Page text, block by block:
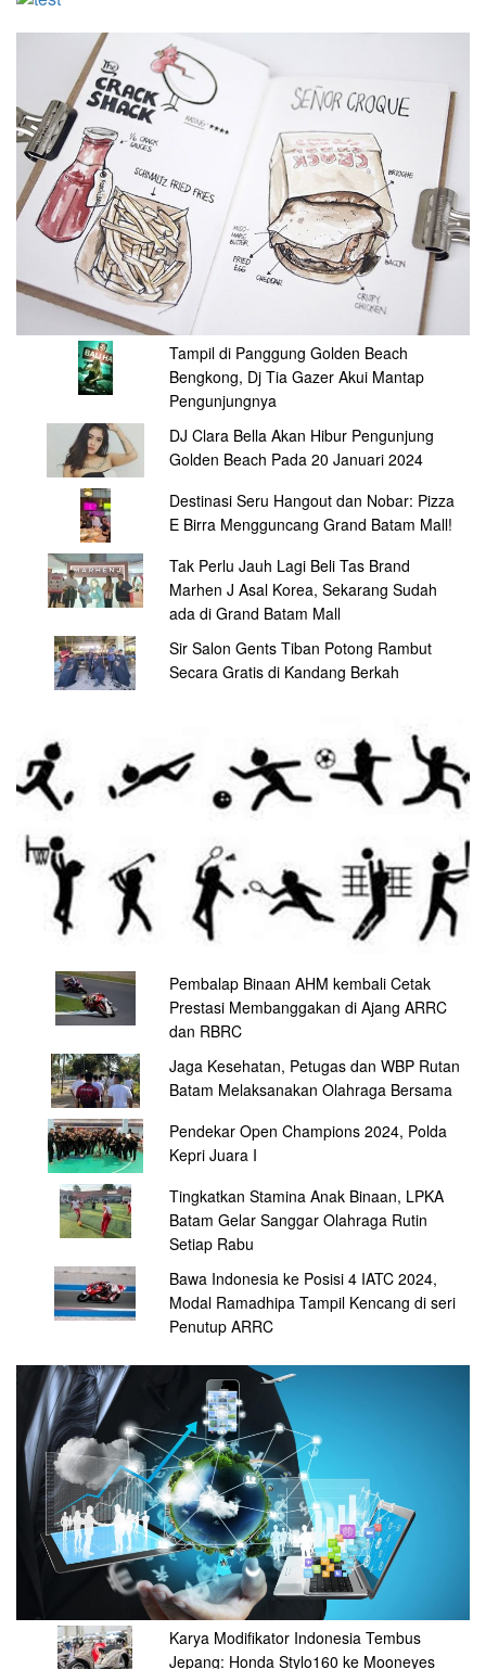
Tampil di Panggung Golden Beach
Bengkong, Dj Tia Gazer Akui Mantap
Pengunjungnya
DJ Clara Bella Akan Hibur Pengunjung
Golden Beach Pada 20 Januari 2024
Destinasi Seru Hangout dan Nobar: Pizza
E Birra Mengguncang Grand Batam Mall!
Tak Perlu Jauh Lagi Beli Tas Brand
Marhen J Asal Korea, Sekarang Sudah
ada di Grand Batam Mall
Sir Salon Gents Tiban Potong Rambut
Secara Gratis di Kandang Berkah
Pembalap Binaan AHM kembali Cetak
Prestasi Membanggakan di Ajang ARRC
dan RBRC
Jaga Kesehatan, Petugas dan WBP Rutan
Batam Melaksanakan Olahraga Bersama
Pendekar Open Champions 2024, Polda
Kepri Juara I
Tingkatkan Stamina Anak Binaan, LPKA
Batam Gelar Sanggar Olahraga Rutin
Setiap Rabu
Bawa Indonesia ke Posisi 4 IATC 2024,
Modal Ramadhipa Tampil Kencang di seri
Penutup ARRC
Karya Modifikator Indonesia Tembus
Jepang: Honda Stylo160 ke Mooneyes